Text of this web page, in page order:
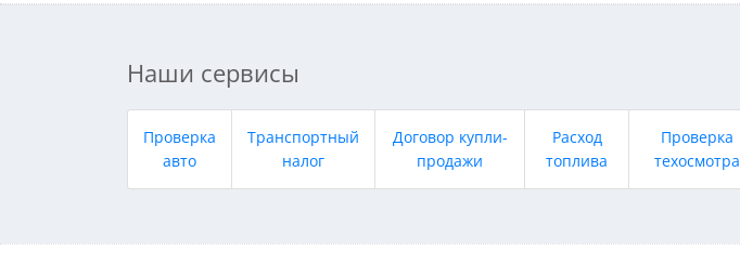
Наши сервисы
Проверка
авто
Транспортный
налог
Договор купли-
продажи
Расход
топлива
Проверка
техосмотра